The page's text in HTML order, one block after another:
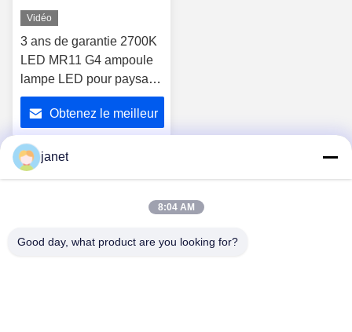
Vidéo
3 ans de garantie 2700K
LED MR11 G4 ampoule
lampe LED pour paysage
basse tension
Obtenez le meilleur
janet
8:04 AM
Good day, what product are you looking for?